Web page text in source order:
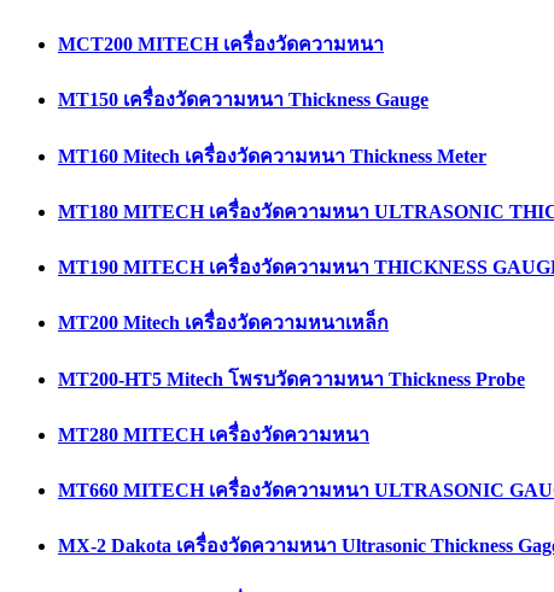
MCT200 MITECH เครื่องวัดความหนา
MT150 เครื่องวัดความหนา Thickness Gauge
MT160 Mitech เครื่องวัดความหนา Thickness Meter
MT180 MITECH เครื่องวัดความหนา ULTRASONIC
MT190 MITECH เครื่องวัดความหนา THICKNESS
MT200 Mitech เครื่องวัดความหนาเหล็ก
MT200-HT5 Mitech โพรบวัดความหนา Thickness Probe
MT280 MITECH เครื่องวัดความหนา
MT660 MITECH เครื่องวัดความหนา ULTRASONIC
MX-2 Dakota เครื่องวัดความหนา Ultrasonic Thickness